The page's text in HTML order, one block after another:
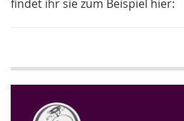
findet ihr sie zum Beispiel hier: